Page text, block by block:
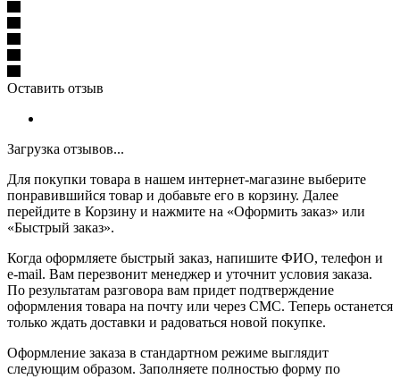
Оставить отзыв
Загрузка отзывов...
Для покупки товара в нашем интернет-магазине выберите
понравившийся товар и добавьте его в корзину. Далее
перейдите в Корзину и нажмите на «Оформить заказ» или
«Быстрый заказ».
Когда оформляете быстрый заказ, напишите ФИО, телефон и
e-mail. Вам перезвонит менеджер и уточнит условия заказа.
По результатам разговора вам придет подтверждение
оформления товара на почту или через СМС. Теперь останется
только ждать доставки и радоваться новой покупке.
Оформление заказа в стандартном режиме выглядит
следующим образом. Заполняете полностью форму по